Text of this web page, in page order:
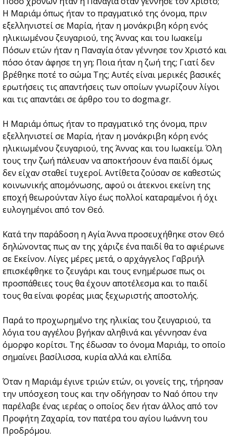
Η Μαριάμ όπως ήταν το πραγματικό της όνομα, πριν
εξελληνιστεί σε Μαρία, ήταν η μονάκριβη κόρη ενός
ηλικιωμένου ζευγαριού, της Άννας και του Ιωακείμ
Πόσων ετών ήταν η Παναγία όταν γέννησε τον Χριστό και
πόσο όταν άφησε τη γη; Ποια ήταν η ζωή της; Γιατί δεν
βρέθηκε ποτέ το σώμα Της; Αυτές είναι μερικές βασικές
ερωτήσεις τις απαντήσεις των οποίων γνωρίζουν λίγοι
και τις απαντάει σε άρθρο του το dogma.gr.
Η Μαριάμ όπως ήταν το πραγματικό της όνομα, πριν
εξελληνιστεί σε Μαρία, ήταν η μονάκριβη κόρη ενός
ηλικιωμένου ζευγαριού, της Άννας και του Ιωακείμ. Όλη
τους την ζωή πάλευαν να αποκτήσουν ένα παιδί όμως
δεν είχαν σταθεί τυχεροί. Αντίθετα ζούσαν σε καθεστώς
κοινωνικής απομόνωσης, αφού οι άτεκνοι εκείνη της
εποχή θεωρούνταν λίγο έως πολλοί καταραμένοι ή όχι
ευλογημένοι από τον Θεό.
Κατά την παράδοση η Αγία Άννα προσευχήθηκε στον Θεό
δηλώνοντας πως αν της χάριζε ένα παιδί θα το αφιέρωνε
σε Εκείνον. Λίγες μέρες μετά, ο αρχάγγελος Γαβριήλ
επισκέφθηκε το ζευγάρι και τους ενημέρωσε πως οι
προσπάθειες τους θα έχουν αποτέλεσμα και το παιδί
τους θα είναι φορέας μιας ξεχωριστής αποστολής.
Παρά το προχωρημένο της ηλικίας του ζευγαριού, τα
λόγια του αγγέλου βγήκαν αληθινά και γέννησαν ένα
όμορφο κορίτσι. Της έδωσαν το όνομα Μαριάμ, το οποίο
σημαίνει βασίλισσα, κυρία αλλά και ελπίδα.
Όταν η Μαριάμ έγινε τριών ετών, οι γονείς της, τήρησαν
την υπόσχεση τους και την οδήγησαν το Ναό όπου την
παρέλαβε ένας ιερέας ο οποίος δεν ήταν άλλος από τον
Προφήτη Ζαχαρία, τον πατέρα του αγίου Ιωάννη του
Προδρόμου.